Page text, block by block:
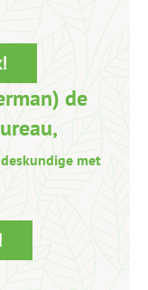
de
met